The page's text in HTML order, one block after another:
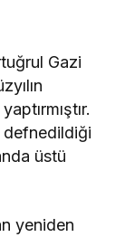
Gazi
defnedildiği
üstü
yeniden